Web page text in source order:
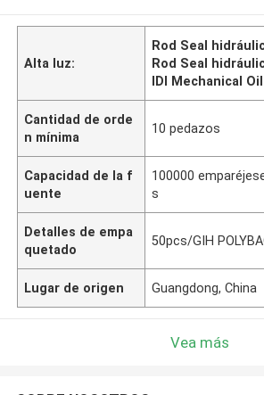
Alta luz:
Rod Seal
Rod Seal
IDI Mechanical
Cantidad de orde
n mínima
10 pedazos
Capacidad de la f
uente
100000
s
Detalles de empa
quetado
50pcs/GIH
Lugar de origen Guangdong, China
Vea más